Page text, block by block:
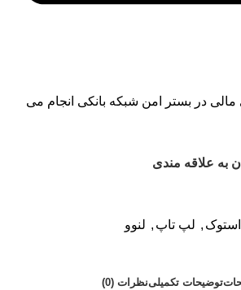
در بستر امن شبکه بانکی انجام می
به علاقه مندی
استوک , لپ تاپ , لنوو
توضیحات تکمیلینظرات (0)